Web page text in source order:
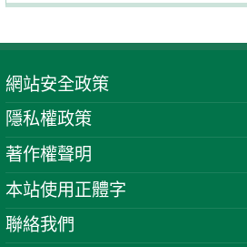
網站安全政策
隱私權政策
著作權聲明
本站使用正體字
聯絡我們